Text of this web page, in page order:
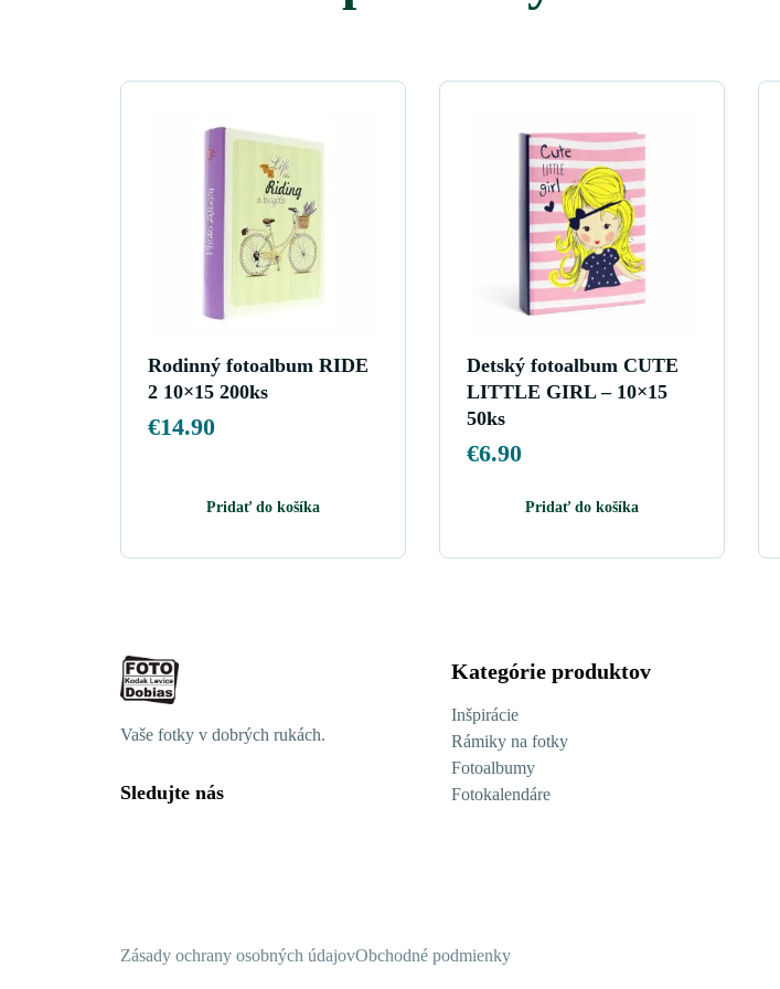
Rodinný fotoalbum RIDE
2 10×15 200ks
€14.90
Pridať do košíka
Detský fotoalbum CUTE
LITTLE GIRL – 10×15
50ks
€6.90
Pridať do košíka
Vaše fotky v dobrých rukách.
Sledujte nás
Kategórie produktov
Inšpirácie
Rámiky na fotky
Fotoalbumy
Fotokalendáre
Zásady ochrany osobných údajovObchodné podmienky